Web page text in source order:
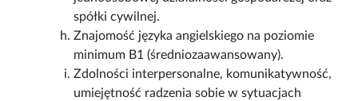
spółki cywilnej.
Znajomość języka angielskiego na poziomie
minimum B1 (średniozaawansowany).
Zdolności interpersonalne, komunikatywność,
umiejętność radzenia sobie w sytuacjach